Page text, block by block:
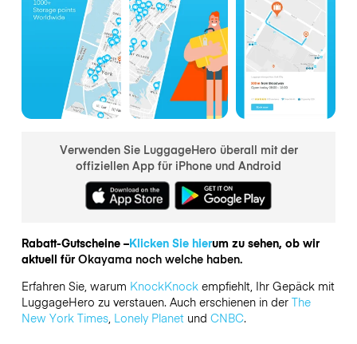
Verwenden Sie LuggageHero überall mit der
offiziellen App für iPhone und Android
Rabatt-Gutscheine –Klicken Sie hierum zu sehen, ob wir
aktuell für Okayama noch welche haben.
Erfahren Sie, warum KnockKnockempfiehlt, Ihr Gepäck mit
LuggageHero zu verstauen. Auch erschienen in der The
New York Times, Lonely Planetund CNBC.